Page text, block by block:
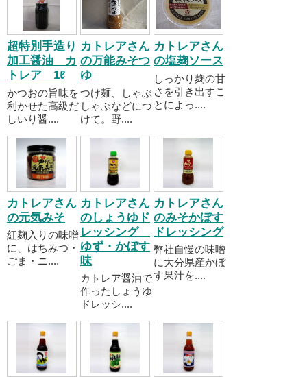
超特別手造り
加工醤油 カ
トレア 1ℓ
かつおの旨味を
利かせた高級だ
しいり醤....
カトレアさん
の万能みそつ
ゆ
つけ麺、しゃぶ
しゃぶなどにつ
けて。野....
カトレアさん
の塩麹ソース
しっかり麹の甘
さを引き出すこ
とによっ....
カトレアさん
の元気みそ
紅麹入りの味噌
に、はちみつ・
ごま・ニ....
カトレアさん
のしょうゆド
レッシング
ゆず・かぼす
味
カトレア醤油で
作ったしょうゆ
ドレッシ....
カトレアさん
のみそかぼす
ドレッシング
弊社自慢の味噌
に大分県産かぼ
す果汁を....